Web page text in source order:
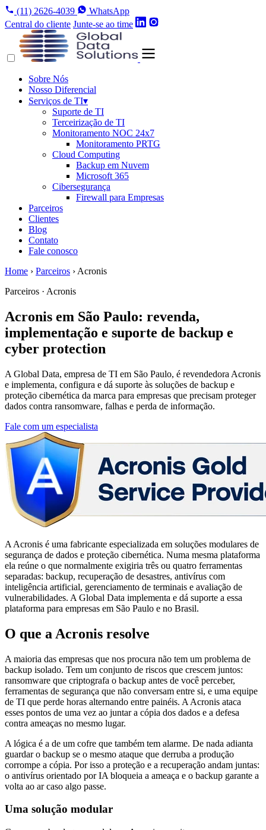
(11) 2626-4039
WhatsApp
Central do cliente Junte-se ao time
Sobre Nós
Nosso Diferencial
Serviços de TI▾
Suporte de TI
Terceirização de TI
Monitoramento NOC 24x7
Monitoramento PRTG
Cloud Computing
Backup em Nuvem
Microsoft 365
Cibersegurança
Firewall para Empresas
Parceiros
Clientes
Blog
Contato
Fale conosco
Home › Parceiros › Acronis
Parceiros · Acronis
Acronis em São Paulo: revenda,
implementação e suporte de backup e
cyber protection
A Global Data, empresa de TI em São Paulo, é revendedora Acronis
e implementa, configura e dá suporte às soluções de backup e
proteção cibernética da marca para empresas que precisam proteger
dados contra ransomware, falhas e perda de informação.
Fale com um especialista
A Acronis é uma fabricante especializada em soluções modulares de
segurança de dados e proteção cibernética. Numa mesma plataforma
ela reúne o que normalmente exigiria três ou quatro ferramentas
separadas: backup, recuperação de desastres, antivírus com
inteligência artificial, gerenciamento de terminais e avaliação de
vulnerabilidades. A Global Data implementa e dá suporte a essa
plataforma para empresas em São Paulo e no Brasil.
O que a Acronis resolve
A maioria das empresas que nos procura não tem um problema de
backup isolado. Tem um conjunto de riscos que crescem juntos:
ransomware que criptografa o backup antes de você perceber,
ferramentas de segurança que não conversam entre si, e uma equipe
de TI que perde horas alternando entre painéis. A Acronis ataca
esses pontos de uma vez ao juntar a cópia dos dados e a defesa
contra ameaças no mesmo lugar.
A lógica é a de um cofre que também tem alarme. De nada adianta
guardar o backup se o mesmo ataque que derruba a produção
corrompe a cópia. Por isso a proteção e a recuperação andam juntas:
o antivírus orientado por IA bloqueia a ameaça e o backup garante a
volta ao ar caso algo passe.
Uma solução modular